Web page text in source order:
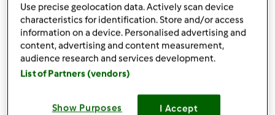
CYDRowy napój z whisky
0,7butelkicydru
6moreli suszonych, bez pestek
6-8śliwek suszonych, bez pestek
żurawina, suszona,kilka sztuk
cukier waniliowy
gramówsoku z pomarańczy, świeżo
Use precise geolocation data. Actively scan device
characteristics for identification. Store and/or access
information on a device. Personalised advertising and
content, advertising and content measurement,
audience research and services development.
List of Partners (vendors)
Show Purposes I Accept